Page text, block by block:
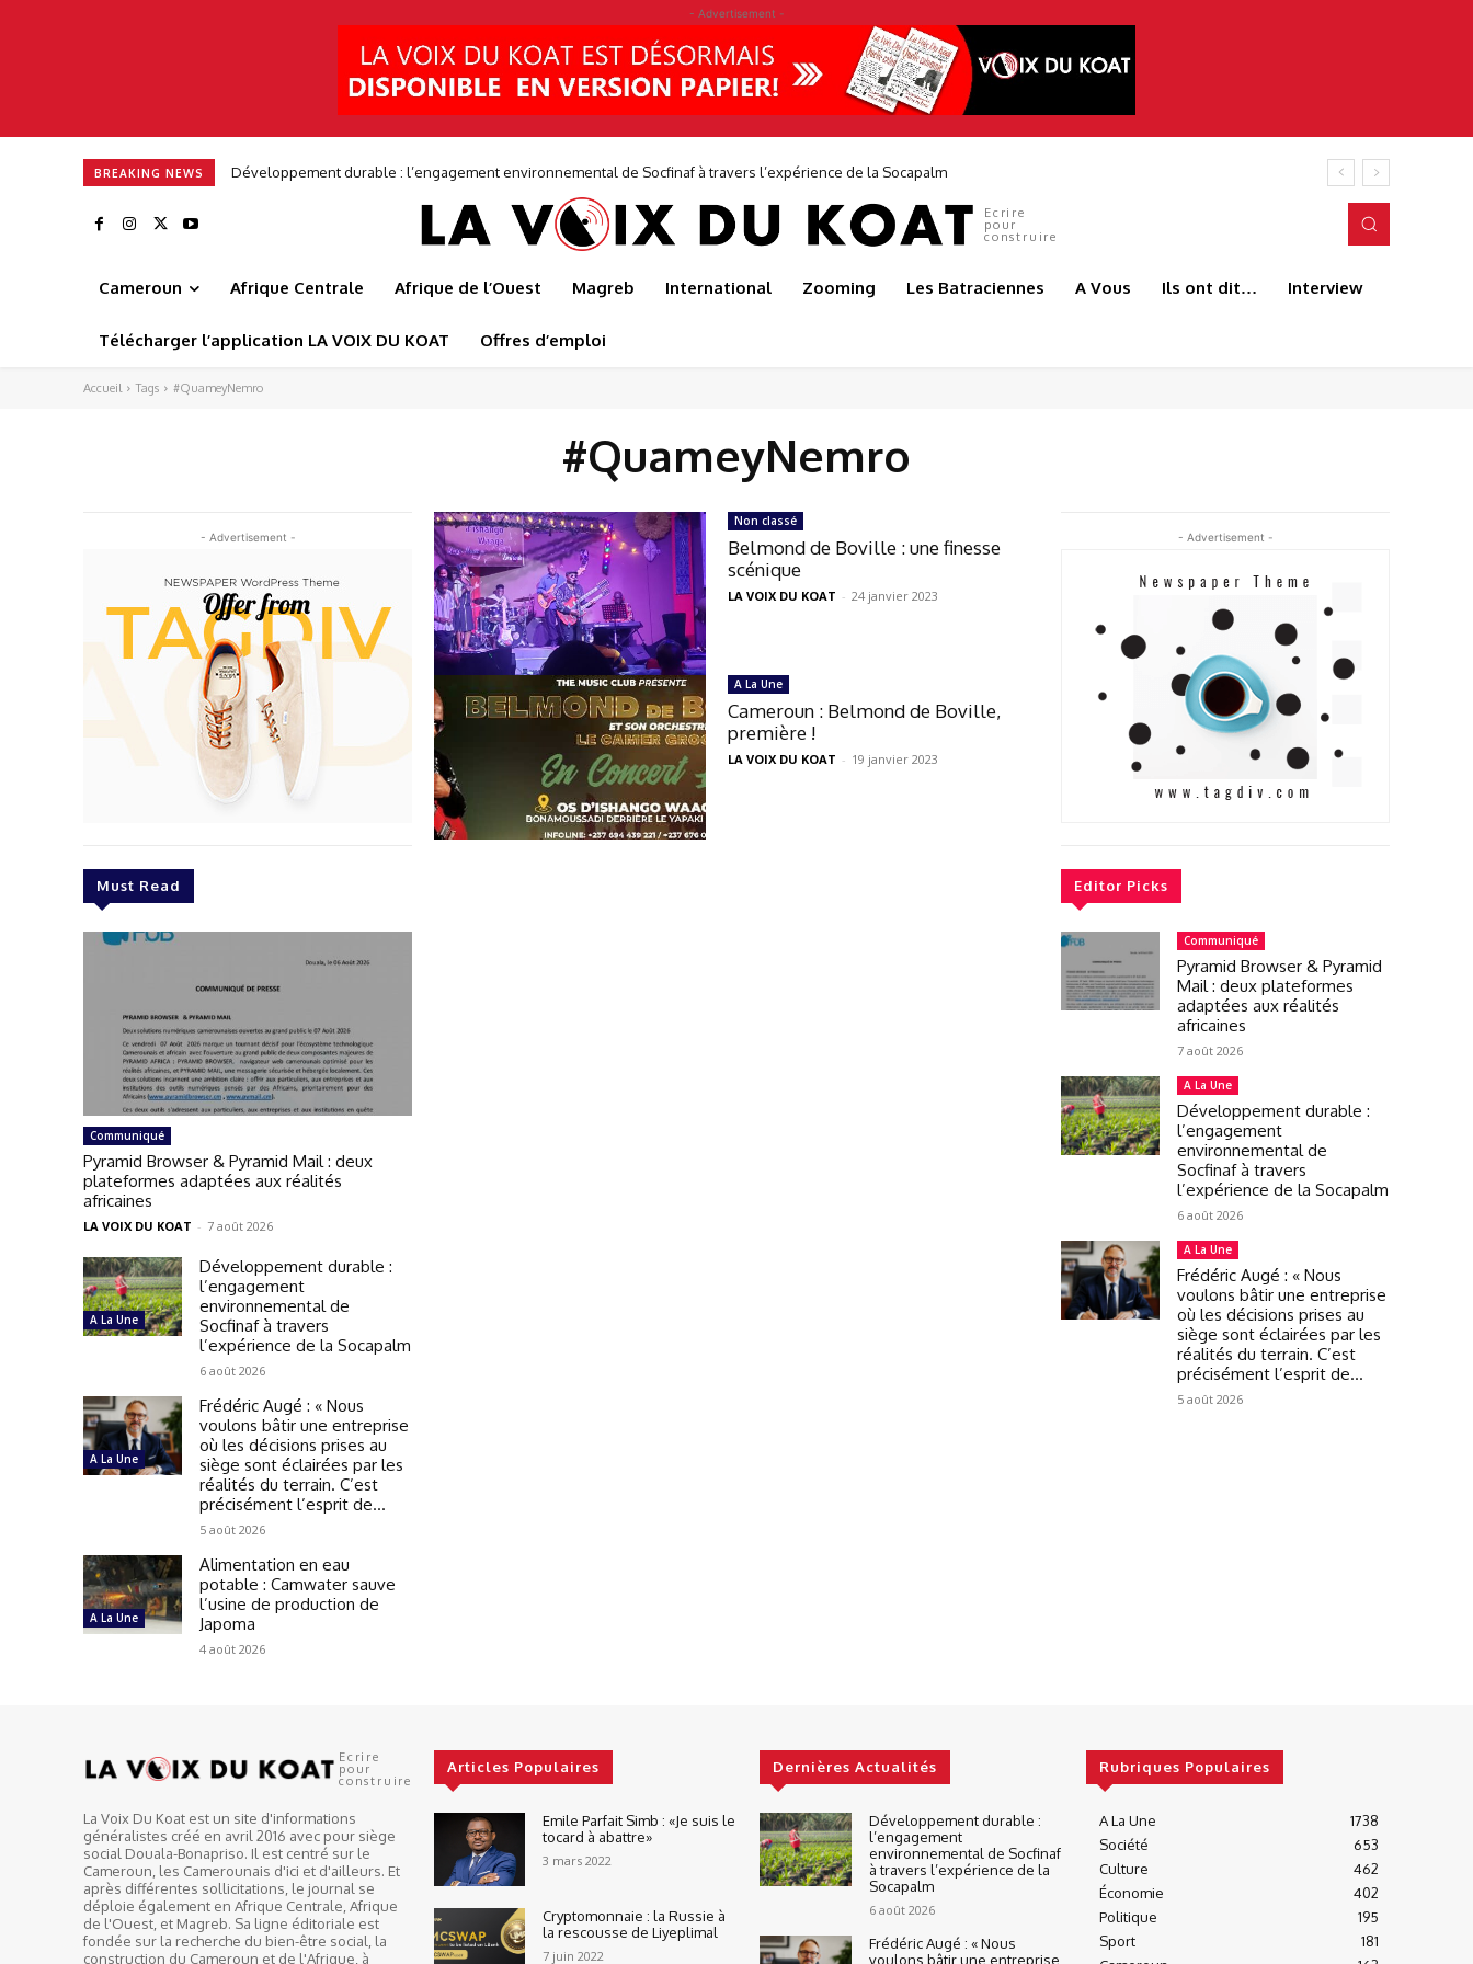
- Advertisement -
BREAKING NEWS Développement durable : l’engagement environnemental de Socfinaf à travers l’expérience de la Socapalm
Ecrire
pour
construire
Cameroun Afrique Centrale Afrique de l’Ouest Magreb International Zooming Les Batraciennes A Vous Ils ont dit… Interview
Télécharger l’application LA VOIX DU KOAT Offres d’emploi
Accueil Tags #QuameyNemro
#QuameyNemro
- Advertisement -
Must Read
Communiqué
Pyramid Browser & Pyramid Mail : deux
plateformes adaptées aux réalités
africaines
LA VOIX DU KOAT - 7 août 2026
A La Une
Développement durable :
l’engagement
environnemental de
Socfinaf à travers
l’expérience de la Socapalm
6 août 2026
A La Une
Frédéric Augé : « Nous
voulons bâtir une entreprise
où les décisions prises au
siège sont éclairées par les
réalités du terrain. C’est
précisément l’esprit de...
5 août 2026
A La Une
Alimentation en eau
potable : Camwater sauve
l’usine de production de
Japoma
4 août 2026
Non classé
Belmond de Boville : une finesse
scénique
LA VOIX DU KOAT - 24 janvier 2023
A La Une
Cameroun : Belmond de Boville,
première !
LA VOIX DU KOAT - 19 janvier 2023
- Advertisement -
Editor Picks
Communiqué
Pyramid Browser & Pyramid
Mail : deux plateformes
adaptées aux réalités
africaines
7 août 2026
A La Une
Développement durable :
l’engagement
environnemental de
Socfinaf à travers
l’expérience de la Socapalm
6 août 2026
A La Une
Frédéric Augé : « Nous
voulons bâtir une entreprise
où les décisions prises au
siège sont éclairées par les
réalités du terrain. C’est
précisément l’esprit de...
5 août 2026
Ecrire
pour
construire
La Voix Du Koat est un site d'informations
généralistes créé en avril 2016 avec pour siège
social Douala-Bonapriso. Il est centré sur le
Cameroun, les Camerounais d'ici et d'ailleurs. Et
après différentes sollicitations, le journal se
déploie également en Afrique Centrale, Afrique
de l'Ouest, et Magreb. Sa ligne éditoriale est
fondée sur la recherche du bien-être social, la
construction du Cameroun et de l'Afrique, à
Articles Populaires
Emile Parfait Simb : «Je suis le
tocard à abattre»
3 mars 2022
Cryptomonnaie : la Russie à
la rescousse de Liyeplimal
7 juin 2022
Dernières Actualités
Développement durable :
l’engagement
environnemental de Socfinaf
à travers l’expérience de la
Socapalm
6 août 2026
Frédéric Augé : « Nous
voulons bâtir une entreprise
Rubriques Populaires
A La Une
1738
Société
653
Culture
462
Économie
402
Politique
195
Sport
181